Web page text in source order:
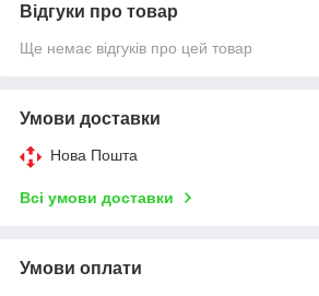
Відгуки про товар
Ще немає відгуків про цей товар
Умови доставки
Нова Пошта
Всі умови доставки
Умови оплати